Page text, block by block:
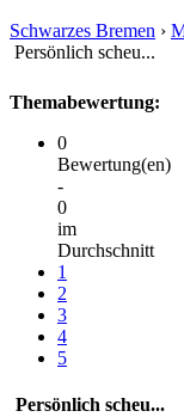
Schwarzes Bremen ›
Persönlich scheu...
Themabewertung:
0
Bewertung(en)
-
0
im
Durchschnitt
1
2
3
4
5
Persönlich scheu...